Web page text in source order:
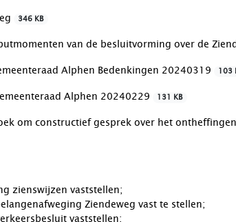
346 KB
van de besluitvorming over de
Alphen Bedenkingen 20240319 103
Alphen 20240229 131 KB
om constructief gesprek over het
zienswijzen vaststellen;
Ziendeweg vast te stellen;
vaststellen;